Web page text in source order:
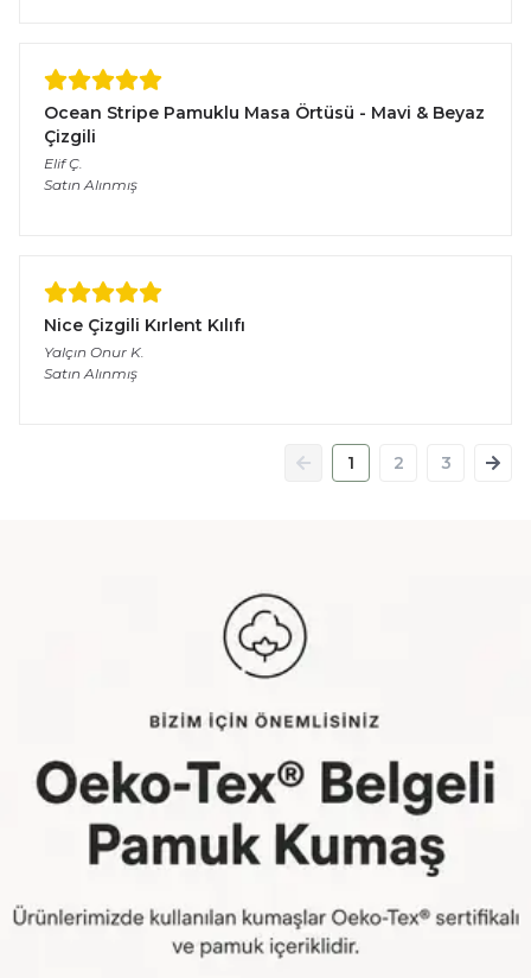
Ocean Stripe Pamuklu Masa Örtüsü - Mavi & Beyaz
Çizgili
Elif Ç.
Satın Alınmış
Nice Çizgili Kırlent Kılıfı
Yalçın Onur K.
Satın Alınmış
1 2 3